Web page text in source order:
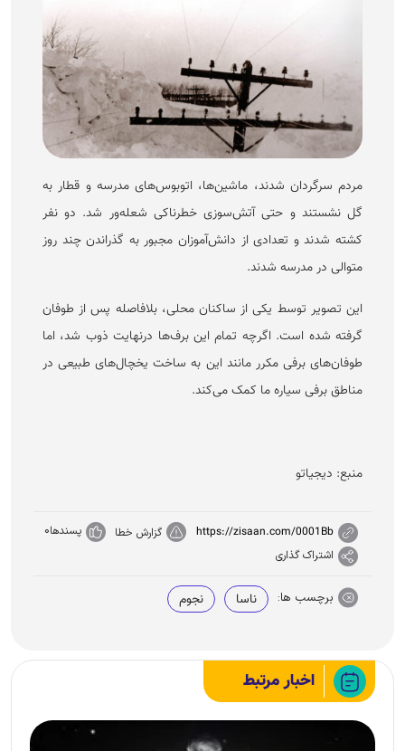
مردم سرگردان شدند، ماشین‌ها، اتوبوس‌های مدرسه و قطار به
گل نشستند و حتی آتش‌سوزی خطرناکی شعله‌ور شد. دو نفر
کشته شدند و تعدادی از دانش‌آموزان مجبور به گذراندن چند روز
متوالی در مدرسه شدند.
این تصویر توسط یکی از ساکنان محلی، بلافاصله پس از طوفان
گرفته شده است. اگرچه تمام این برف‌ها درنهایت ذوب شد، اما
طوفان‌های برفی مکرر مانند این به ساخت یخچال‌های طبیعی در
مناطق برفی سیاره ما کمک می‌کند.
منبع: دیجیاتو
https://zisaan.com/0001Bb گزارش خطا پسندها0
اشتراک گذاری
برچسب ها: ناسا نجوم
اخبار مرتبط